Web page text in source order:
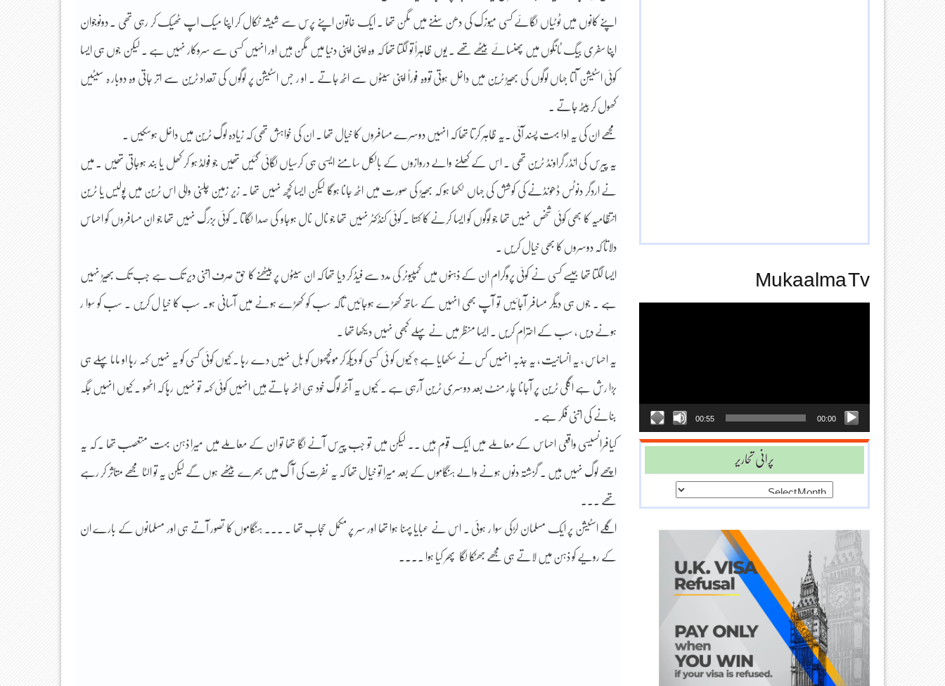
اپنے کانوں میں ٹوٹیاں لگائے کسی میوزک کی دھن سننے میں مگن تھا ۔ ایک خاتون اپنے پرس سے شیشہ نکال کر اپنا میک اپ ٹھیک کر رہی تھی ۔ دونوجوان
اپنا سفری بیگ ٹانگوں میں پھنسائے بیٹھے تھے ۔ یوں ظاہراً تو لگتا تھا کہ وہ اپنی اپنی دنیا میں مگن ہیں اور انہیں کسی سے سروکار نہیں ہے ۔ لیکن جوں ہی ایسا
کوئی اسٹیشن آتا جہاں لوگوں کی بھیڑ ٹرین میں داخل ہوتی تووہ فوراً اپنی سیٹوں سے اٹھ جاتے ۔ او ر جس اسٹیشن پر لوگوں کی تعداد ٹرین سے اتر جاتی وہ دوبار ہ سیٹیں
کھول کر بیٹھ جاتے ۔
مجھے ان کی یہ ادا بہت پسند آئی ۔یہ ظاہر کرتا تھا کہ انہیں دوسرے مسافروں کا خیال تھا ۔ ان کی خواہش تھی کہ زیادہ لوگ ٹرین میں داخل ہوسکیں ۔
یہ پیرس کی انڈر گراونڈ ٹرین تھی ۔ اس کے کھلنے والے دروازوں کے بالکل سامنے ایسی ہی کرسیاں لگائی گئیں تھیں جو فولڈ ہو کر کھل یا بند ہوجاتی تھیں ۔ میں
نے اردگر دنوٹس ڈھونڈنے کی کوشش کی جہاں لکھا ہو کہ بھیڑ کی صورت میں اٹھ جانا ہوگا لیکن ایسا کچھ نہیں تھا ۔ زیر زمین چلنی والی اس ٹرین میں پولیس یا ٹرین
انتظامیہ کا بھی کوئی شخص نہیں تھا جو لوگوں کو ایسا کرنے کا کہتا ۔ کوئی کنڈکٹر نہیں تھا جو نال نال ہوجاو کی صدا لگاتا ۔ کوئی بزرگ نہیں تھا جو ان مسافروں کو احساس
دلاتا کہ دوسروں کا بھی خیال کریں ۔
ایسا لگتا تھا جیسے کسی نے کوئی پروگرام ان کے ذہنوں میں کمپیوٹر کی مدد سے فیڈ کر دیا تھا کہ ان سیٹوں پر بیٹھنے کا حق صرف اتنی دیر تک ہے جب تک بھیڑ نہیں
ہے ۔ جوں ہی دیگر مسافر آجائیں تو آپ بھی انہیں کے ساتھ کھڑے ہوجائیں تاکہ سب کو کھڑے ہونے میں آسانی ہو۔ سب کا خیا ل کریں ۔ سب کو سوا ر
ہونے دیں ، سب کے احترام کریں ۔ ایسا منظر میں نے پہلے کبھی نہیں دیکھا تھا ۔
یہ احساس ، یہ انسانیت ، یہ جذبہ انہیں کس نے سکھایا ہے ؟ کیوں کو ئی کسی کو دیکھ کر مونچھوں کو بل نہیں دے رہا ۔ کیوں کوئی کسی کو یہ نہیں کہہ رہا او ماما پہلے ہی
بڑا رش ہے اگلی ٹرین پر آجانا چار منٹ بعد دوسری ٹرین آرہی ہے ۔ کیوں یہ آٹھ لوگ خود ہی اٹھ جاتے ہیں انہیں کوئی کہہ تو نہیں رہا کہ اٹھو ۔ کیوں انہیں جگہ
بنانے کی اتنی فکر ہے ۔
کیافرانسیسی واقعی احساس کے معاملے میں ایک قوم ہیں ۔۔ لیکن میں تو جب پیرس آنے لگا تھا تو ان کے معاملے میں میرا ذہن بہت متعصب تھا ۔ کہ یہ
اچھے لوگ نہیں ہیں ۔ گزشتہ دنوں ہونے والے ہنگاموں کے بعد میرا تو خیال تھا کہ یہ نفرت کی آگ میں بھرے بیٹھے ہوں گے لیکن یہ تو الٹا مجھے متاثر کر رہے
تھے ۔۔۔
اگلے اسٹیشن پر ایک مسلمان لڑکی سوا ر ہوئی ۔ اس نے عبایا پہنا ہوا تھا اور سر پر مکمل حجاب تھا ۔ ۔۔۔ ہنگاموں کا تصور آتے ہی اور مسلمانوں کے بارے ان
کے رویے کو ذہن میں لاتے ہی مجھے جھٹکا لگا پھر کیا ہوا ۔۔۔۔
Mukaalma Tv
00:00
00:55
پرانی تحاریر